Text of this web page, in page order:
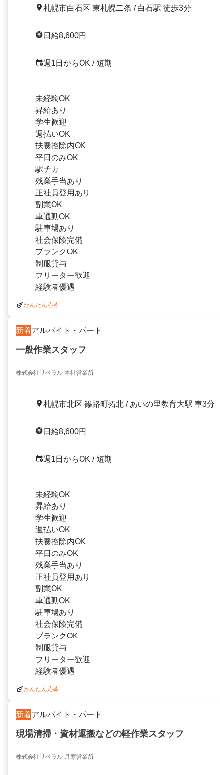
札幌市白石区 東札幌二条 / 白石駅 徒歩3分
日給8,600円
週1日からOK / 短期
未経験OK
昇給あり
学生歓迎
週払いOK
扶養控除内OK
平日のみOK
駅チカ
残業手当あり
正社員登用あり
副業OK
車通勤OK
駐車場あり
社会保険完備
ブランクOK
制服貸与
フリーター歓迎
経験者優遇
かんたん応募
新着アルバイト・パート
一般作業スタッフ
株式会社リベラル 本社営業所
札幌市北区 篠路町拓北 / あいの里教育大駅 車3分
日給8,600円
週1日からOK / 短期
未経験OK
昇給あり
学生歓迎
週払いOK
扶養控除内OK
平日のみOK
残業手当あり
正社員登用あり
副業OK
車通勤OK
駐車場あり
社会保険完備
ブランクOK
制服貸与
フリーター歓迎
経験者優遇
かんたん応募
新着アルバイト・パート
現場清掃・資材運搬などの軽作業スタッフ
株式会社リベラル 月寒営業所